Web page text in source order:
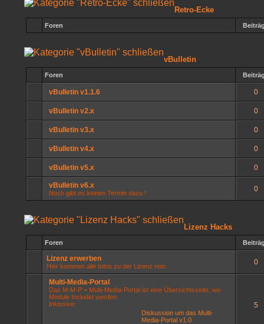
Retro-Ecke
Foren
vBulletin
Foren
vBulletin v1.1.6 0
vBulletin v2.x 0
vBulletin v3.x 0
vBulletin v4.x 0
vBulletin v5.x 0
vBulletin v6.x
Noch gibt es keinen Termin dazu ! 0
Lizenz Hacks
Foren
Lizenz erwerben
Hier kommen alle Infos zu der Lizenz rein. 0
Multi-Media-Portal
Das M-M-P = Multi-Media-Portal ist eine Übersichtsseite, wo
Module Includet werden.
Inklusive:
Diskussion um das Multi-
Media-Portal v1.0
5